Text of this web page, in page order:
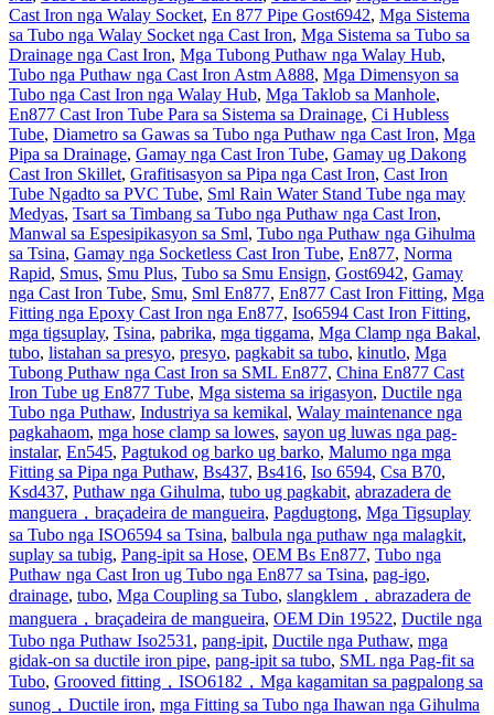
Cast Iron nga Walay Socket, En 877 Pipe Gost6942, Mga Sistema
sa Tubo nga Walay Socket nga Cast Iron, Mga Sistema sa Tubo sa
Drainage nga Cast Iron, Mga Tubong Puthaw nga Walay Hub,
Tubo nga Puthaw nga Cast Iron Astm A888, Mga Dimensyon sa
Tubo nga Cast Iron nga Walay Hub, Mga Taklob sa Manhole,
En877 Cast Iron Tube Para sa Sistema sa Drainage, Ci Hubless
Tube, Diametro sa Gawas sa Tubo nga Puthaw nga Cast Iron, Mga
Pipa sa Drainage, Gamay nga Cast Iron Tube, Gamay ug Dakong
Cast Iron Skillet, Grafitisasyon sa Pipa nga Cast Iron, Cast Iron
Tube Ngadto sa PVC Tube, Sml Rain Water Stand Tube nga may
Medyas, Tsart sa Timbang sa Tubo nga Puthaw nga Cast Iron,
Manwal sa Espesipikasyon sa Sml, Tubo nga Puthaw nga Gihulma
sa Tsina, Gamay nga Socketless Cast Iron Tube, En877, Norma
Rapid, Smus, Smu Plus, Tubo sa Smu Ensign, Gost6942, Gamay
nga Cast Iron Tube, Smu, Sml En877, En877 Cast Iron Fitting, Mga
Fitting nga Epoxy Cast Iron nga En877, Iso6594 Cast Iron Fitting,
mga tigsuplay, Tsina, pabrika, mga tiggama, Mga Clamp nga Bakal,
tubo, listahan sa presyo, presyo, pagkabit sa tubo, kinutlo, Mga
Tubong Puthaw nga Cast Iron sa SML En877, China En877 Cast
Iron Tube ug En877 Tube, Mga sistema sa irigasyon, Ductile nga
Tubo nga Puthaw, Industriya sa kemikal, Walay maintenance nga
pagkahaom, mga hose clamp sa lowes, sayon ​​ug luwas nga pag-
instalar, En545, Pagtukod og barko ug barko, Malumo nga mga
Fitting sa Pipa nga Puthaw, Bs437, Bs416, Iso 6594, Csa B70,
Ksd437, Puthaw nga Gihulma, tubo ug pagkabit, abrazadera de
manguera，braçadeira de mangueira, Pagdugtong, Mga Tigsuplay
sa Tubo nga ISO6594 sa Tsina, balbula nga puthaw nga malagkit,
suplay sa tubig, Pang-ipit sa Hose, OEM Bs En877, Tubo nga
Puthaw nga Cast Iron ug Tubo nga En877 sa Tsina, pag-igo,
drainage, tubo, Mga Coupling sa Tubo, slangklem，abrazadera de
manguera，braçadeira de mangueira, OEM Din 19522, Ductile nga
Tubo nga Puthaw Iso2531 , pang-ipit, Ductile nga Puthaw, mga
gidak-on sa ductile iron pipe, pang-ipit sa tubo, SML nga Pag-fit sa
Tubo, Grooved fitting，ISO6182，Mga kagamitan sa pagpalong sa
sunog，Ductile iron, mga Fitting sa Tubo nga Ihawan nga Gihulma